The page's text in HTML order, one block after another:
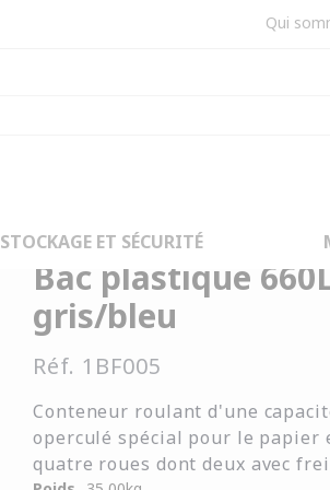
Qui
STOCKAGE ET SÉCURITÉ
Bac plastique
gris/bleu
Réf. 1BF005
Conteneur roulant d'une
operculé spécial pour le papier
quatre roues dont deux avec